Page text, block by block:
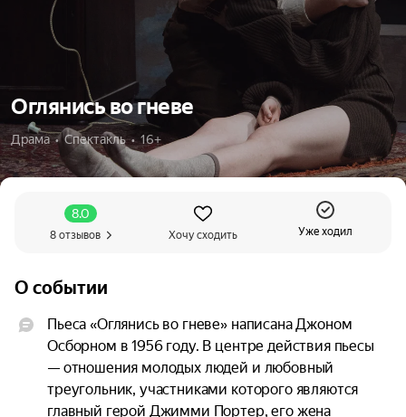
Оглянись во гневе
Драма  •  Спектакль  •  16+
8.0
8 отзывов Хочу сходить Уже ходил
О событии
Пьеса «Оглянись во гневе» написана Джоном
Осборном в 1956 году. В центре действия пьесы
— отношения молодых людей и любовный
треугольник, участниками которого являются
главный герой Джимми Портер, его жена